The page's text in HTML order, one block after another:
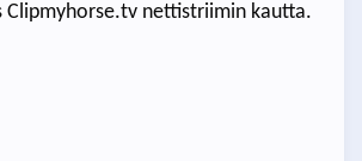
Clipmyhorse.tv nettistriimin kautta.